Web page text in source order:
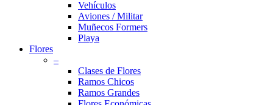
Vehículos
Aviones / Militar
Muñecos Formers
Playa
Flores
–
Clases de Flores
Ramos Chicos
Ramos Grandes